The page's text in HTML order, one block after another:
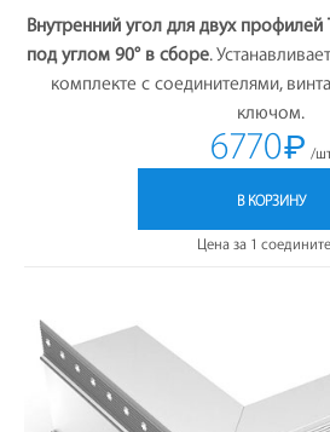
Внутренний угол для двух профилей
под углом 90° в сборе.
комплекте с соединителями,
ключом.
6770₽ /
В КОРЗИНУ
Цена за 1